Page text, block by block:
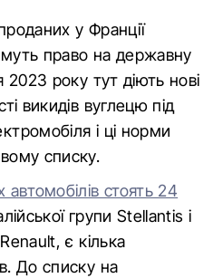
у Франції
право на державну
2023 року тут діють нові
викидів вуглецю під
і ці норми
списку.
стоять 24
групи Stellantis і
є кілька
До списку на